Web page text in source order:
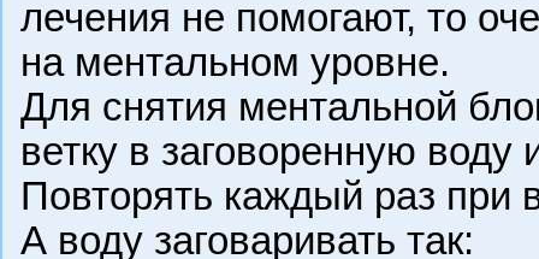
лечения не помогают, то
на ментальном уровне.
Для снятия ментальной
ветку в заговоренную воду
Повторять каждый раз при
А воду заговаривать так: